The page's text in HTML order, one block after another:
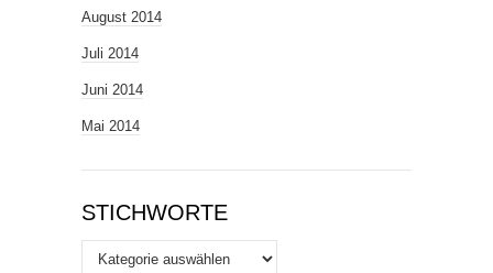
August 2014
Juli 2014
Juni 2014
Mai 2014
STICHWORTE
Stichworte